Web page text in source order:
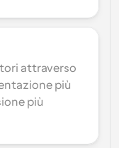
attraverso
più
più